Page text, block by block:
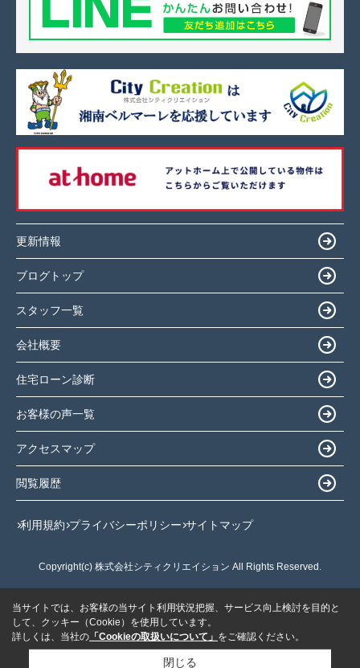
更新情報
ブログトップ
スタッフ一覧
会社概要
住宅ローン診断
お客様の声一覧
アクセスマップ
閲覧履歴
利用規約 プライバシーポリシー サイトマップ
Copyright(c) 株式会社シティクリエイション All Rights Reserved.
当サイトでは、お客様の当サイト利用状況把握、サービス向上検討を目的と
して、クッキー（Cookie）を使用しています。
詳しくは、当社の 「Cookieの取扱いについて」 をご確認ください。
閉じる